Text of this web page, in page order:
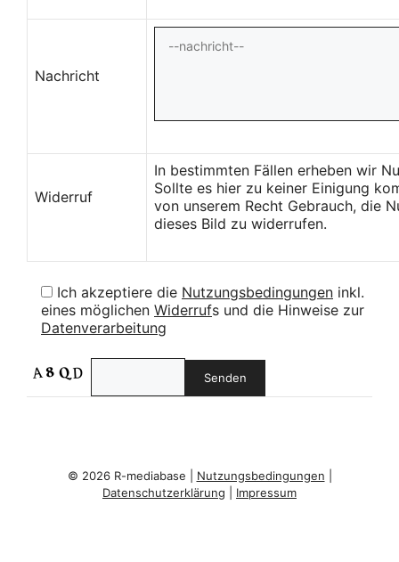
Nachricht
Widerruf
In bestimmten Fällen erheben wir
Sollte es hier zu keiner Einigung
von unserem Recht Gebrauch, die
dieses Bild zu widerrufen.
Ich akzeptiere die Nutzungsbedingungen inkl.
eines möglichen Widerrufs und die Hinweise zur
Datenverarbeitung
© 2026 R-mediabase | Nutzungsbedingungen
Datenschutzerklärung
Impressum